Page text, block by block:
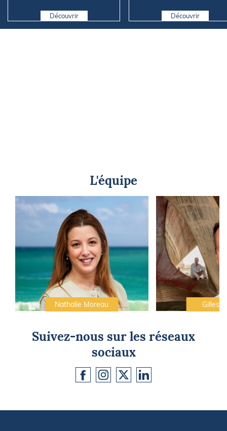
Découvrir Découvrir
L'équipe
Nathalie Moreau Gilles
Suivez-nous sur les réseaux
sociaux